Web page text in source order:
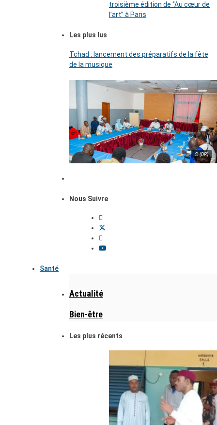
troisième édition de ‘’Au cœur de
l’art’’ à Paris
Les plus lus
Tchad : lancement des préparatifs de la fête
de la musique
© (DR)
Nous Suivre
Santé
Actualité
Bien-être
Les plus récents